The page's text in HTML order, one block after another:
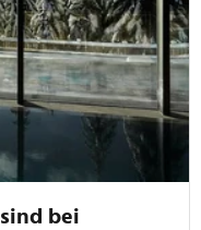
bei